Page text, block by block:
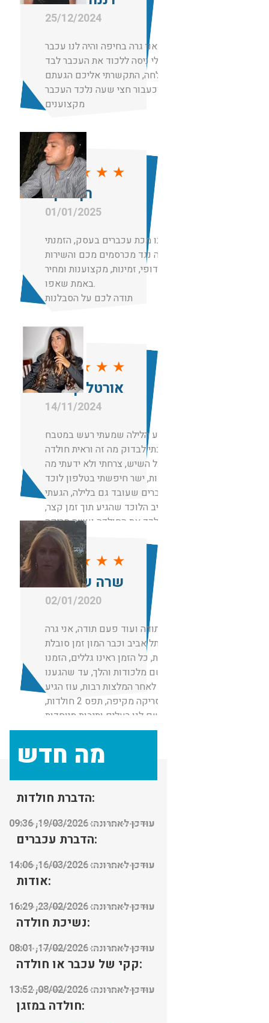
25/12/2024
תותחים! אני גרה בחיפה והיה לנו עכבר
בבית, בעלי ניסה ללכוד את העכבר לבד
ללא הצלחה, התקשרתי אליכם הגעתם
מקצוענים
★★★ ★ ★
חן יעקב
01/01/2025
הייתה לנו מכת עכברים בעסק, הזמנתי
הדברה נגד מכרסמים מכם והשירות
היה ללא דופי, זמינות, מקצוענות ומחיר
באמת שאפו.
תודה לכם על הסבלנות
★★★ ★ ★
אורטל קימחי
14/11/2024
באמצע הלילה שמעתי רעש במטבח
הלכתי לבדוק מה זה וראית חולדה
ענקית על השיש, צרחתי ולא ידעתי מה
לעשות, ישר חיפשתי בטלפון לוכד
עכברים שעובד גם בלילה, הגעתי
לשגיב הלוכד שהגיע תוך זמן קצר,
ממש לכד את החולדה ועשה סריקה
מקיפה והשאיר לי 2 מלכודות למקרה
ויש עוד והכל נעשה בחיוך ובמחיר
★ ★★ ★ ★
שרה שם טוב
02/01/2020
תודה תודה ועוד פעם תודה, אני גרה
בתל אביב וכבר המון זמן סובלת
מחולדות, כל הזמן ראינו גללים, הזמנו
מדביר שם מלכודות והלך, עד שהגענו
אליכם לאחר המלצות רבות, עוז הגיע
עשה סריקה מקיפה, תפס 2 חולדות,
שם לנו רעלים ותיבות מיוחדות
למכרסמים, בנוסף גם שם רעל בביוב.
שירות פשוט מקצועי אמליץ עליכם
לכל מי שאני מכירה
מה חדש
הדברת חולדות:
עודכן לאחרונה: 19/03/2026, 09:36
הדברת עכברים:
עודכן לאחרונה: 16/03/2026, 14:06
אודות:
עודכן לאחרונה: 23/02/2026, 16:29
נשיכת חולדה:
עודכן לאחרונה: 17/02/2026, 08:01
קקי של עכבר או חולדה:
עודכן לאחרונה: 08/02/2026, 13:52
חולדה במזגן: